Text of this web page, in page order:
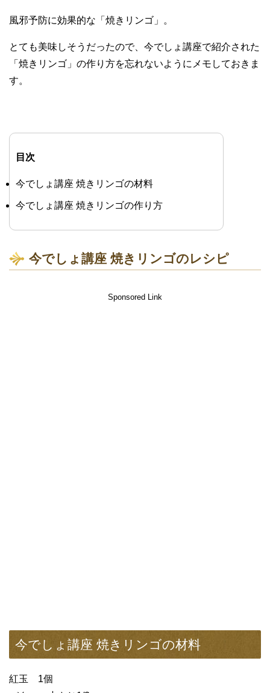
風邪予防に効果的な「焼きリンゴ」。
とても美味しそうだったので、今でしょ講座で紹介された
「焼きリンゴ」の作り方を忘れないようにメモしておきま
す。
目次
今でしょ講座 焼きリンゴの材料
今でしょ講座 焼きリンゴの作り方
今でしょ講座 焼きリンゴのレシピ
Sponsored Link
今でしょ講座 焼きリンゴの材料
紅玉 1個